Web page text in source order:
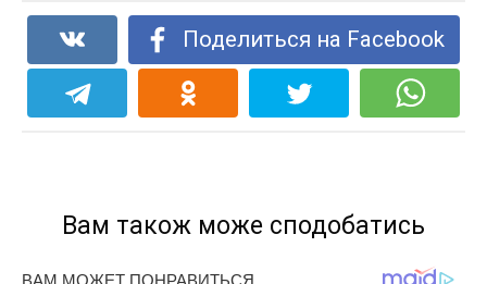
Поделиться на Facebook
Вам також може сподобатись